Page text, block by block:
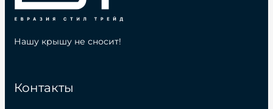
Контакты
Нашу крышу не сносит!